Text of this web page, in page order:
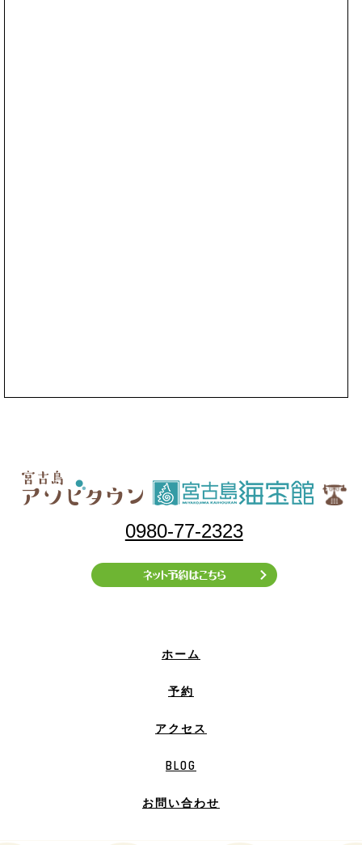
0980-77-2323
ホーム
予約
アクセス
BLOG
お問い合わせ